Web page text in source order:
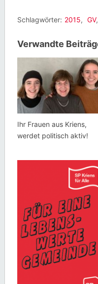
Schlagwörter: 2015, GV,
Verwandte
Ihr Frauen aus Kriens,
werdet politisch aktiv!